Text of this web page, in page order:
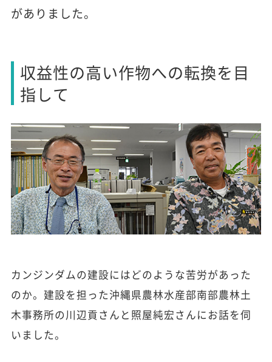
がありました。
収益性の高い作物への転換を目
指して
カンジンダムの建設にはどのような苦労があった
のか。建設を担った沖縄県農林水産部南部農林土
木事務所の川辺貢さんと照屋純宏さんにお話を伺
いました。